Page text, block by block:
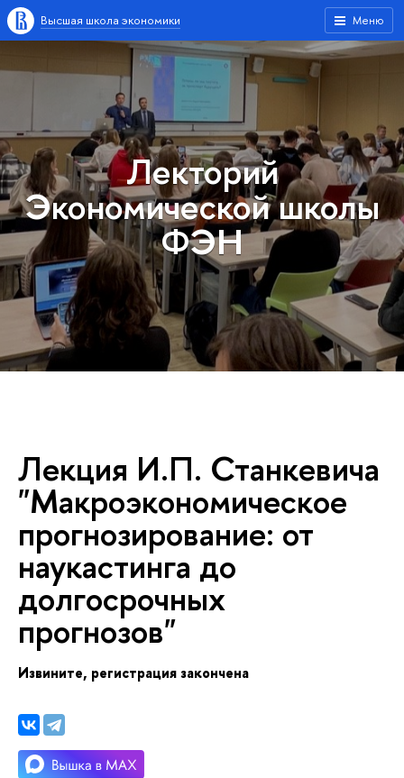
Меню
ысшая школа экономики
Лекторий
Экономической школы
ФЭН
Лекция И.П. Станкевича
"Макроэкономическое
прогнозирование: от
наукастинга до
долгосрочных
прогнозов"
Извините, регистрация закончена